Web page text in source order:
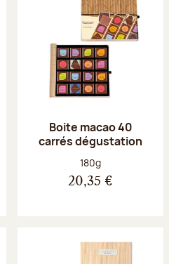
Boite macao 40
carrés dégustation
Poids net :
180g
20,35 €